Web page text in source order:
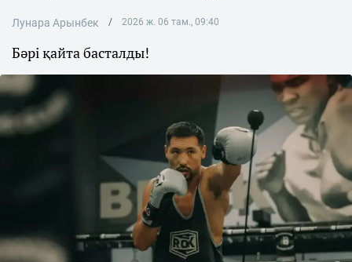
Лунара Арынбек 2026 ж. 06 там., 09:40
Бәрі қайта басталды!